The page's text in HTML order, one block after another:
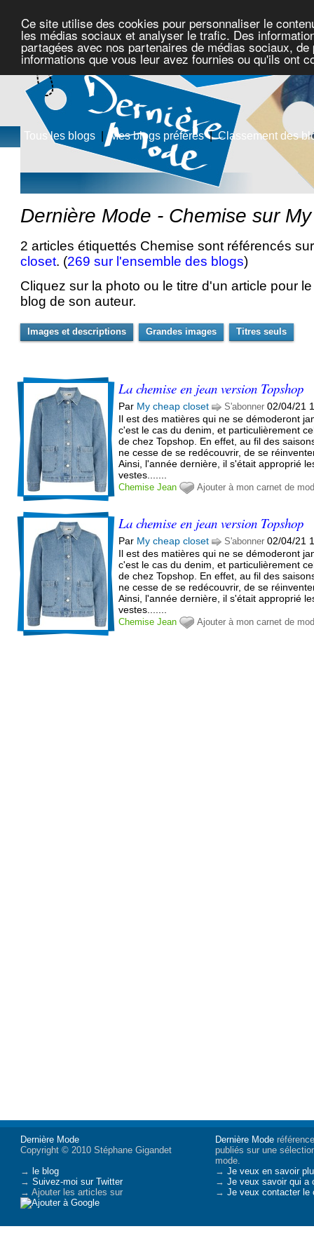
Ce site utilise des cookies pour personnaliser le
les médias sociaux et analyser le trafic. Des
partagées avec nos partenaires de médias sociaux,
informations que vous leur avez fournies ou qu'ils ont
Tous les blogs | Mes blogs préférés|Classement des
Dernière Mode - Chemise sur
2 articles étiquettés Chemise sont référencés
closet. (269 sur l'ensemble des blogs)
Cliquez sur la photo ou le titre d'un article pour
blog de son auteur.
Images et descriptions Grandes images Titres seuls
La chemise en jean version Topshop
Par My cheap closet S'abonner 02/04/21
Il est des matières qui ne se démoderont
c'est le cas du denim, et particulièrement
de chez Topshop. En effet, au fil des
ne cesse de se redécouvrir, de se
Ainsi, l'année dernière, il s'était approprié
vestes.......
Chemise Jean Ajouter à mon carnet de
La chemise en jean version Topshop
Par My cheap closet S'abonner 02/04/21
Il est des matières qui ne se démoderont
c'est le cas du denim, et particulièrement
de chez Topshop. En effet, au fil des
ne cesse de se redécouvrir, de se
Ainsi, l'année dernière, il s'était approprié
vestes.......
Chemise Jean Ajouter à mon carnet de
Dernière Mode
Copyright © 2010 Stéphane Gigandet
→le blog
→Suivez-moi sur Twitter
→ Ajouter les articles sur
Dernière Mode
publiés sur une
mode.
→Je veux en savoir
→Je veux savoir qui a
→Je veux contacter le